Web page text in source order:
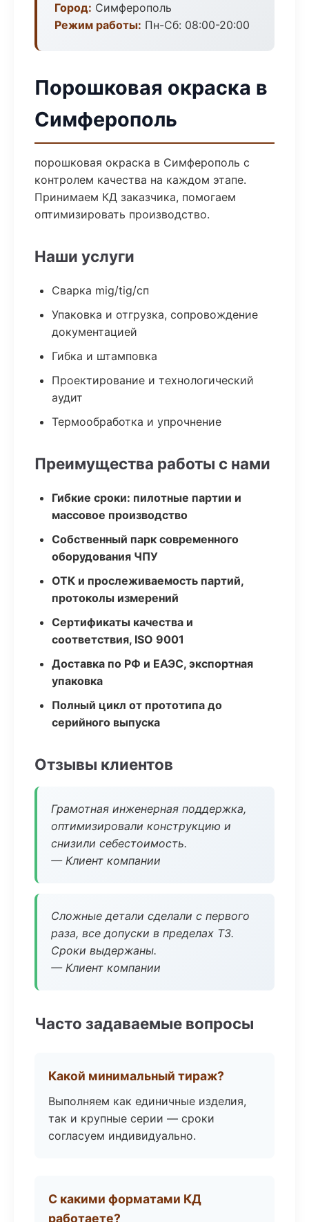
Город: Симферополь
Режим работы: Пн-Сб: 08:00-20:00
Порошковая окраска в
Симферополь
порошковая окраска в Симферополь с
контролем качества на каждом этапе.
Принимаем КД заказчика, помогаем
оптимизировать производство.
Наши услуги
Сварка mig/tig/сп
Упаковка и отгрузка, сопровождение
документацией
Гибка и штамповка
Проектирование и технологический
аудит
Термообработка и упрочнение
Преимущества работы с нами
Гибкие сроки: пилотные партии и
массовое производство
Собственный парк современного
оборудования ЧПУ
ОТК и прослеживаемость партий,
протоколы измерений
Сертификаты качества и
соответствия, ISO 9001
Доставка по РФ и ЕАЭС, экспортная
упаковка
Полный цикл от прототипа до
серийного выпуска
Отзывы клиентов
Грамотная инженерная поддержка,
оптимизировали конструкцию и
снизили себестоимость.
— Клиент компании
Сложные детали сделали с первого
раза, все допуски в пределах ТЗ.
Сроки выдержаны.
— Клиент компании
Часто задаваемые вопросы
Какой минимальный тираж?
Выполняем как единичные изделия,
так и крупные серии — сроки
согласуем индивидуально.
С какими форматами КД
работаете?